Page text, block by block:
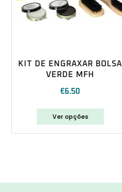
KIT DE ENGRAXAR BOLSA
VERDE MFH
€6.50
Ver opções